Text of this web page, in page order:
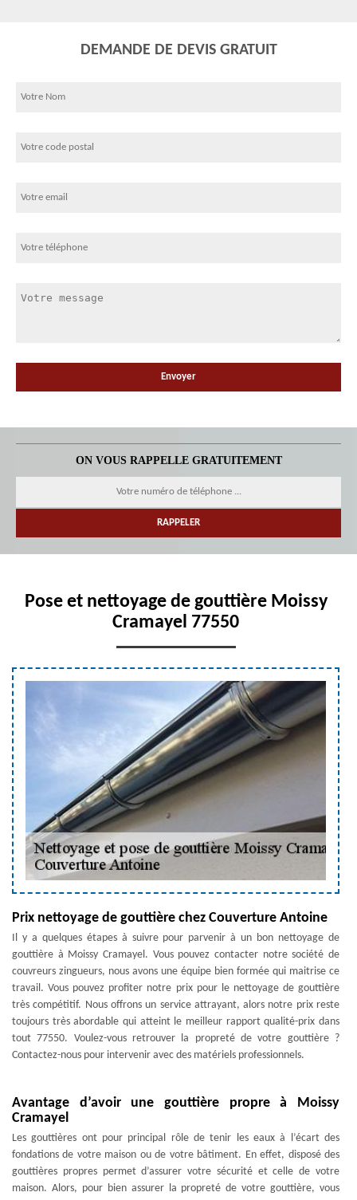
DEMANDE DE DEVIS GRATUIT
ON VOUS RAPPELLE GRATUITEMENT
Pose et nettoyage de gouttière Moissy
Cramayel 77550
Prix nettoyage de gouttière chez Couverture Antoine
Il y a quelques étapes à suivre pour parvenir à un bon nettoyage de
gouttière à Moissy Cramayel. Vous pouvez contacter notre société de
couvreurs zingueurs, nous avons une équipe bien formée qui maitrise ce
travail. Vous pouvez profiter notre prix pour le nettoyage de gouttière
très compétitif. Nous offrons un service attrayant, alors notre prix reste
toujours très abordable qui atteint le meilleur rapport qualité-prix dans
tout 77550. Voulez-vous retrouver la propreté de votre gouttière ?
Contactez-nous pour intervenir avec des matériels professionnels.
Avantage d’avoir une gouttière propre à Moissy
Cramayel
Les gouttières ont pour principal rôle de tenir les eaux à l’écart des
fondations de votre maison ou de votre bâtiment. En effet, disposé des
gouttières propres permet d’assurer votre sécurité et celle de votre
maison. Alors, pour bien assurer la propreté de votre gouttière, vous